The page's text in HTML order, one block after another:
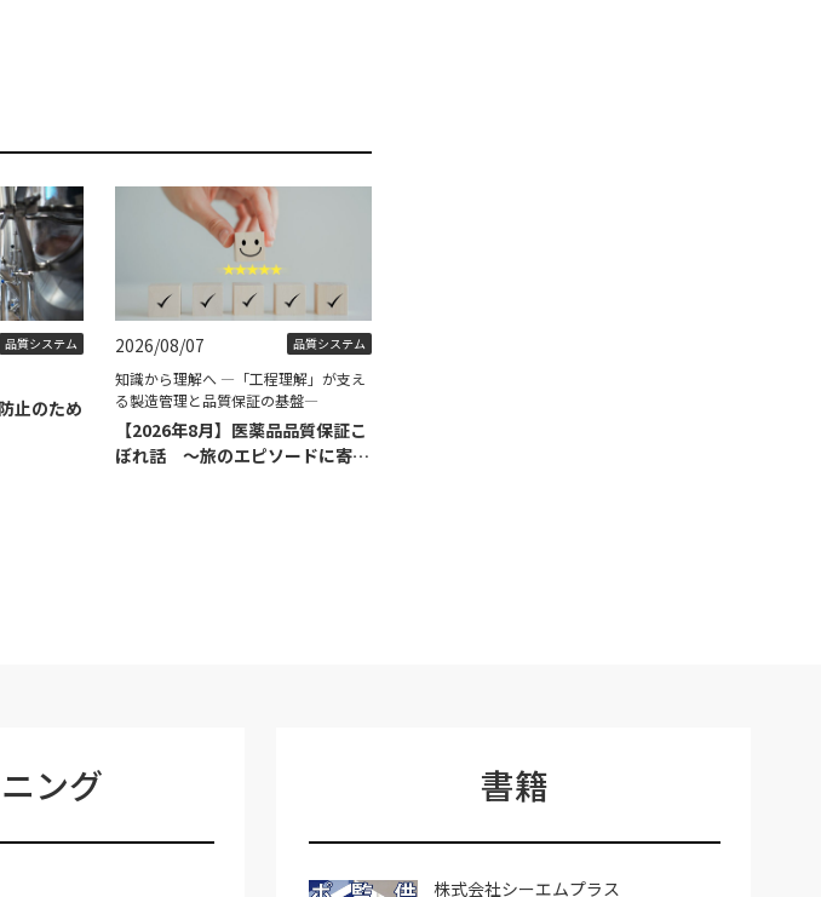
品質システム
止のため
2026/08/07 品質システム
知識から理解へ ―「工程理解」が支え
る製造管理と品質保証の基盤―
【2026年8月】医薬品品質保証こ
ぼれ話 ～旅のエピソードに寄せ
ング 書籍
株式会社シーエムプラス